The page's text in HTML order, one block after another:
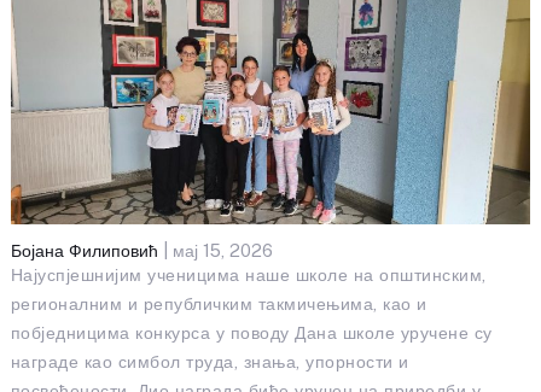
Бојана Филиповић | мај 15, 2026
Најуспјешнијим ученицима наше школе на општинским,
регионалним и републичким такмичењима, као и
побједницима конкурса у поводу Дана школе уручене су
награде као симбол труда, знања, упорности и